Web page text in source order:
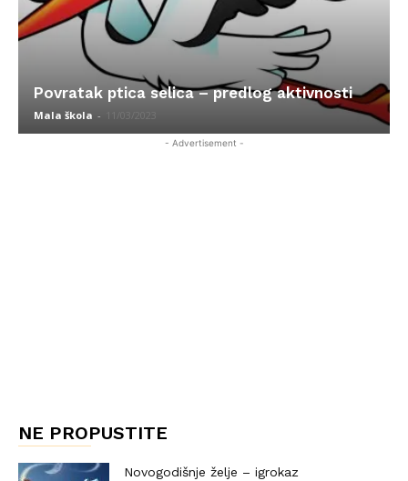
Povratak ptica selica – predlog aktivnosti
Mala škola - 11/03/2023
- Advertisement -
NE PROPUSTITE
Novogodišnje želje – igrokaz